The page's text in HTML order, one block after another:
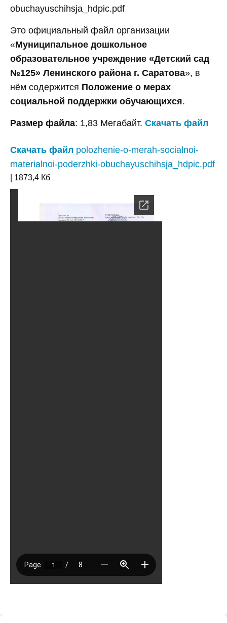
obuchayuschihsja_hdpic.pdf
Это официальный файл организации
«Муниципальное дошкольное
образовательное учреждение «Детский сад
№125» Ленинского района г. Саратова», в
нём содержится Положение о мерах
социальной поддержки обучающихся.
Размер файла: 1,83 Мегабайт. Скачать файл
Скачать файл polozhenie-o-merah-socialnoi-
materialnoi-poderzhki-obuchayuschihsja_hdpic.pdf
| 1873,4 Кб